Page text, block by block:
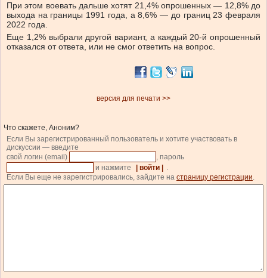
При этом воевать дальше хотят 21,4% опрошенных — 12,8% до
выхода на границы 1991 года, а 8,6% — до границ 23 февраля
2022 года.
Еще 1,2% выбрали другой вариант, а каждый 20-й опрошенный
отказался от ответа, или не смог ответить на вопрос.
версия для печати >>
Что скажете, Аноним?
Если Вы зарегистрированный пользователь и хотите участвовать в
дискуссии — введите
свой логин (email)
, пароль
и нажмите
| войти |
.
Если Вы еще не зарегистрировались, зайдите на страницу регистрации.